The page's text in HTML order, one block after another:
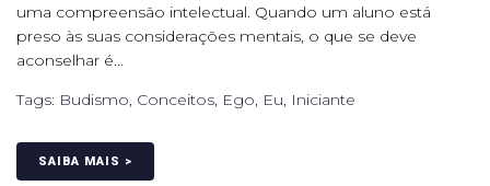
uma compreensão intelectual. Quando um aluno está
preso às suas considerações mentais, o que se deve
aconselhar é...
Tags: Budismo, Conceitos, Ego, Eu, Iniciante
SAIBA MAIS >